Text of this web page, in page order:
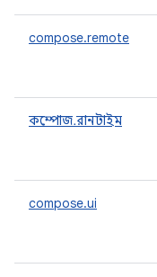
compose.remote
কম্পোজ.রানটাইম
compose.ui